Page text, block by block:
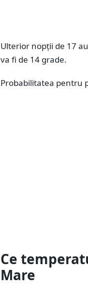
Ulterior nopții de 17
va fi de 14 grade.
Probabilitatea pentru
Ce
Mare